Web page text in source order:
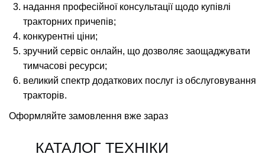
надання професійної консультації щодо купівлі
тракторних причепів;
конкурентні ціни;
зручний сервіс онлайн, що дозволяє заощаджувати
тимчасові ресурси;
великий спектр додаткових послуг із обслуговування
тракторів.
Оформляйте замовлення вже зараз
КАТАЛОГ ТЕХНІКИ